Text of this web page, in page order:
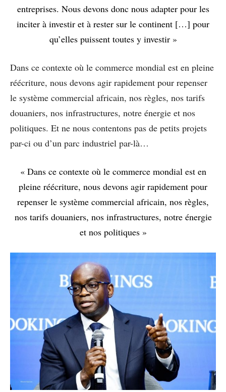
entreprises. Nous devons donc nous adapter pour les
inciter à investir et à rester sur le continent […] pour
qu’elles puissent toutes y investir »
Dans ce contexte où le commerce mondial est en pleine
réécriture, nous devons agir rapidement pour repenser
le système commercial africain, nos règles, nos tarifs
douaniers, nos infrastructures, notre énergie et nos
politiques. Et ne nous contentons pas de petits projets
par-ci ou d’un parc industriel par-là…
« Dans ce contexte où le commerce mondial est en
pleine réécriture, nous devons agir rapidement pour
repenser le système commercial africain, nos règles,
nos tarifs douaniers, nos infrastructures, notre énergie
et nos politiques »